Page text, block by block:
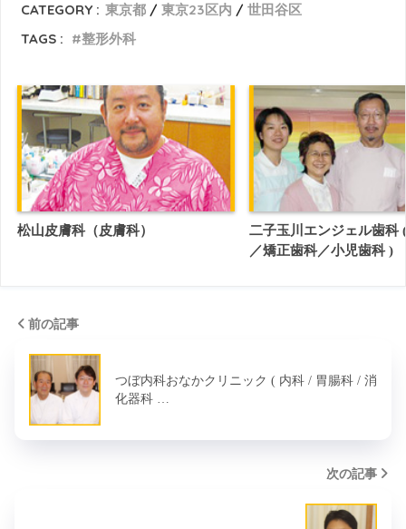
CATEGORY : 東京都 東京23区内
世田谷区
TAGS :
整形外科
松山皮膚科（皮膚科）
二子玉川エンジェル歯科
／矯正歯科／小児歯科 )
前の記事
つぼ内科おなかクリニック ( 内科 / 胃腸科 / 消
化器科 …
次の記事